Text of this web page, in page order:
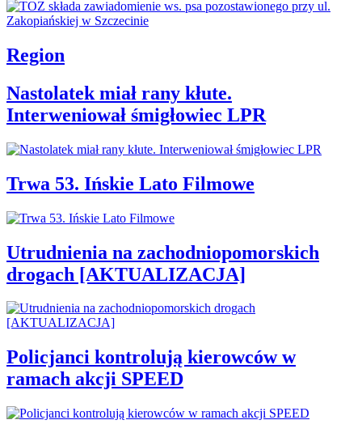
Region
Nastolatek miał rany kłute.
Interweniował śmigłowiec LPR
Trwa 53. Ińskie Lato Filmowe
Utrudnienia na zachodniopomorskich
drogach [AKTUALIZACJA]
Policjanci kontrolują kierowców w
ramach akcji SPEED